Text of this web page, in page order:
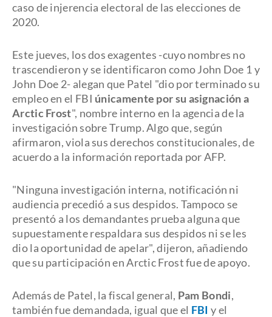
caso de injerencia electoral de las elecciones de
2020.
Este jueves, los dos exagentes -cuyo nombres no
trascendieron y se identificaron como John Doe 1 y
John Doe 2- alegan que Patel "dio por terminado su
empleo en el FBI únicamente por su asignación a
Arctic Frost", nombre interno en la agencia de la
investigación sobre Trump. Algo que, según
afirmaron, viola sus derechos constitucionales, de
acuerdo a la información reportada por AFP.
"Ninguna investigación interna, notificación ni
audiencia precedió a sus despidos. Tampoco se
presentó a los demandantes prueba alguna que
supuestamente respaldara sus despidos ni se les
dio la oportunidad de apelar", dijeron, añadiendo
que su participación en Arctic Frost fue de apoyo.
Además de Patel, la fiscal general, Pam Bondi,
también fue demandada, igual que el FBI y el